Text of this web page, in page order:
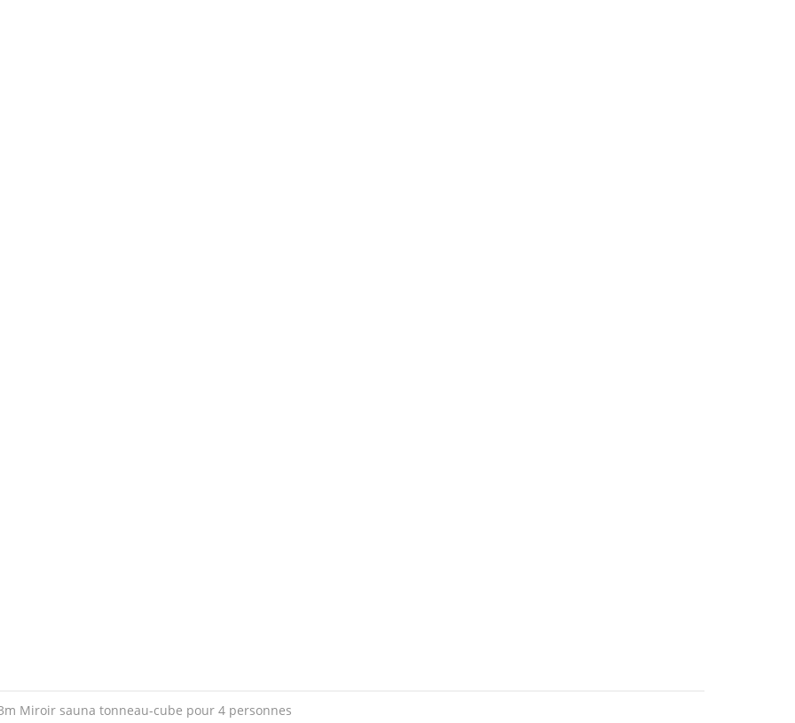
Miroir sauna tonneau-cube pour 4 personnes